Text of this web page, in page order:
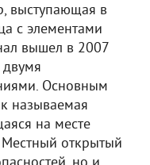
выступающая в
с элементами
вышел в 2007
Основным
называемая
на месте
открытый